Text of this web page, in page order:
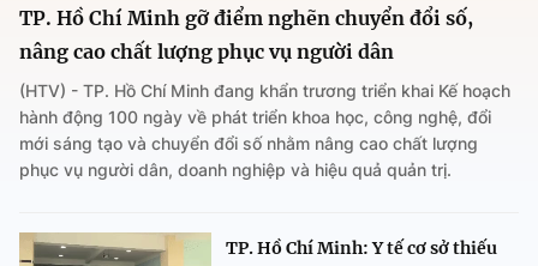
TP. Hồ Chí Minh gỡ điểm nghẽn chuyển đổi số,
nâng cao chất lượng phục vụ người dân
(HTV) - TP. Hồ Chí Minh đang khẩn trương triển khai Kế hoạch
hành động 100 ngày về phát triển khoa học, công nghệ, đổi
mới sáng tạo và chuyển đổi số nhằm nâng cao chất lượng
phục vụ người dân, doanh nghiệp và hiệu quả quản trị.
TP. Hồ Chí Minh: Y tế cơ sở thiếu